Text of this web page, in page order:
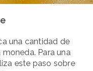
una cantidad de
Para una
este paso sobre